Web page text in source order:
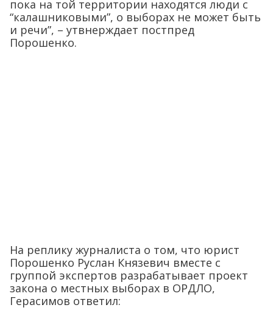
пока на той территории находятся люди с
“калашниковыми”, о выборах не может быть
и речи”, – утвнерждает постпред
Порошенко.
На реплику журналиста о том, что юрист
Порошенко Руслан Князевич вместе с
группой экспертов разрабатывает проект
закона о местных выборах в ОРДЛО,
Герасимов ответил: